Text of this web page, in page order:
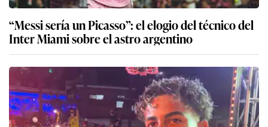
“Messi sería un Picasso”: el elogio del técnico del
Inter Miami sobre el astro argentino